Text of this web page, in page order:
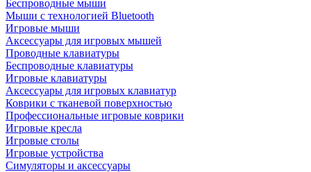
Беспроводные мыши
Мыши с технологией Bluetooth
Игровые мыши
Аксессуары для игровых мышей
Проводные клавиатуры
Беспроводные клавиатуры
Игровые клавиатуры
Аксессуары для игровых клавиатур
Коврики с тканевой поверхностью
Профессиональные игровые коврики
Игровые кресла
Игровые столы
Игровые устройства
Симуляторы и аксессуары